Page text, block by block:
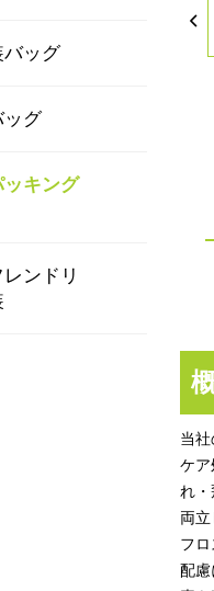
ッグ
ッグ
キング
ンドリ
当
ケ
れ
両立
フ
配